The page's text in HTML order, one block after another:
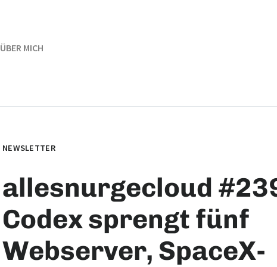
ÜBER MICH
NEWSLETTER
allesnurgecloud
Codex sprengt fünf
Webserver, SpaceX-